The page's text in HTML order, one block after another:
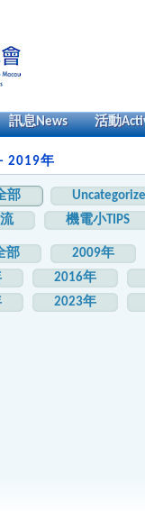
訊息News 活動
2019年
部
機電小TIPS
部
2009年
2016年
2023年